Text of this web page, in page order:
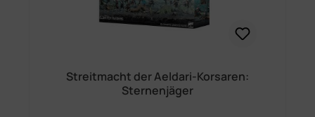
Streitmacht der Aeldari-Korsaren:
Sternenjäger